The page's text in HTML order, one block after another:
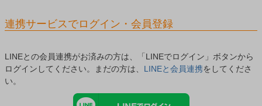
連携サービスでログイン・会員登録
LINEとの会員連携がお済みの方は、「LINEでログイン」ボタンから
ログインしてください。まだの方は、 LINEと会員連携をしてくださ
い。